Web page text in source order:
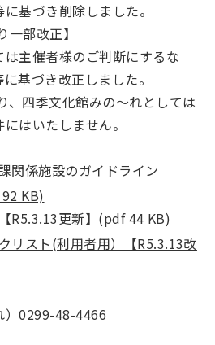
基づき削除しました。
一部改正】
は主催者様のご判断にするな
基づき改正しました。
四季文化館みの～れとしては
はいたしません。
関係施設のガイドライン
KB)
R5.3.13更新】(pdf 44 KB)
リスト(利用者用）【R5.3.13改
）0299-48-4466